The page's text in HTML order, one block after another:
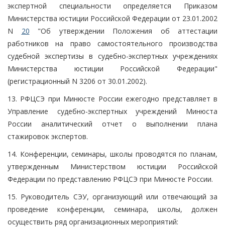
экспертной специальности определяется Приказом
Министерства юстиции Российской Федерации от 23.01.2002
N 20 "Об утверждении Положения об аттестации
работников на право самостоятельного производства
судебной экспертизы в судебно-экспертных учреждениях
Министерства юстиции Российской Федерации"
(регистрационный N 3206 от 30.01.2002).
13. РФЦСЭ при Минюсте России ежегодно представляет в
Управление судебно-экспертных учреждений Минюста
России аналитический отчет о выполнении плана
стажировок экспертов.
14. Конференции, семинары, школы проводятся по планам,
утвержденным Министерством юстиции Российской
Федерации по представлению РФЦСЭ при Минюсте России.
15. Руководитель СЭУ, организующий или отвечающий за
проведение конференции, семинара, школы, должен
осуществить ряд организационных мероприятий: